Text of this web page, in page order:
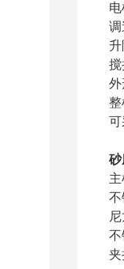
调
搅
外
整
可
砂
不
不
夹